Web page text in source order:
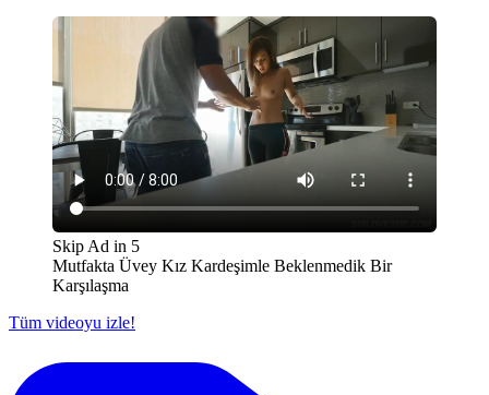
Skip Ad in 5
Mutfakta Üvey Kız Kardeşimle Beklenmedik Bir
Karşılaşma
Tüm videoyu izle!